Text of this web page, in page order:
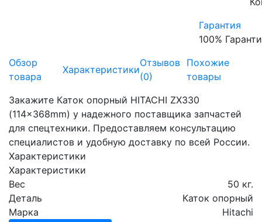
Гарантия
100%
Обзор
товара
Характеристики
Отзывов
(0)
Похожие
товары
Закажите Каток опорный HITACHI ZX330
(114x368mm) у надежного поставщика запчастей
для спецтехники. Предоставляем консультацию
специалистов и удобную доставку по всей России.
Характеристики
Характеристики
Вес
50 кг.
Деталь
Каток опорный
Марка
Hitachi